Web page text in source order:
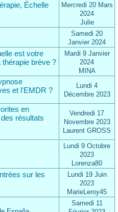
Échelle
Mercredi 20 Mars
2024
Julie
Samedi 20
Janvier 2024
est votre
brève ?
Mardi 9 Janvier
2024
MINA
et l'EMDR ?
Lundi 4
Décembre 2023
en
résultats
Vendredi 17
Novembre 2023
Laurent GROSS
Lundi 9 Octobre
2023
Lorenza80
sur les
Lundi 19 Juin
2023
MarieLeroy45
Samedi 11